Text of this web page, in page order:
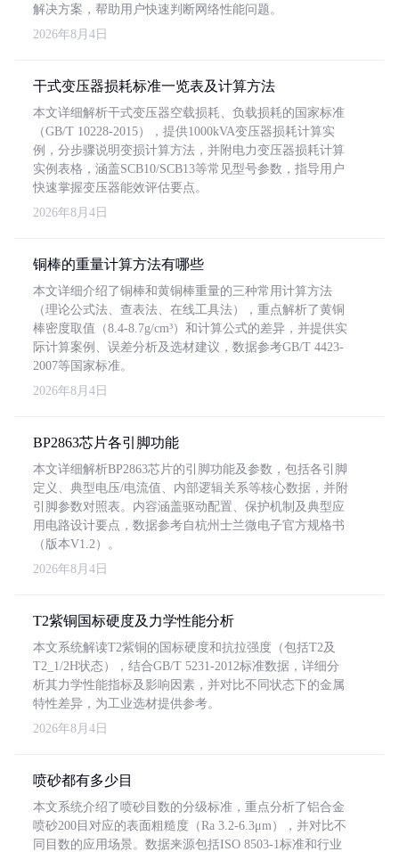
解决方案，帮助用户快速判断网络性能问题。
2026年8月4日
干式变压器损耗标准一览表及计算方法
本文详细解析干式变压器空载损耗、负载损耗的国家标准
（GB/T 10228-2015），提供1000kVA变压器损耗计算实
例，分步骤说明变损计算方法，并附电力变压器损耗计算
实例表格，涵盖SCB10/SCB13等常见型号参数，指导用户
快速掌握变压器能效评估要点。
2026年8月4日
铜棒的重量计算方法有哪些
本文详细介绍了铜棒和黄铜棒重量的三种常用计算方法
（理论公式法、查表法、在线工具法），重点解析了黄铜
棒密度取值（8.4-8.7g/cm³）和计算公式的差异，并提供实
际计算案例、误差分析及选材建议，数据参考GB/T 4423-
2007等国家标准。
2026年8月4日
BP2863芯片各引脚功能
本文详细解析BP2863芯片的引脚功能及参数，包括各引脚
定义、典型电压/电流值、内部逻辑关系等核心数据，并附
引脚参数对照表。内容涵盖驱动配置、保护机制及典型应
用电路设计要点，数据参考自杭州士兰微电子官方规格书
（版本V1.2）。
2026年8月4日
T2紫铜国标硬度及力学性能分析
本文系统解读T2紫铜的国标硬度和抗拉强度（包括T2及
T2_1/2H状态），结合GB/T 5231-2012标准数据，详细分
析其力学性能指标及影响因素，并对比不同状态下的金属
特性差异，为工业选材提供参考。
2026年8月4日
喷砂都有多少目
本文系统介绍了喷砂目数的分级标准，重点分析了铝合金
喷砂200目对应的表面粗糙度（Ra 3.2-6.3μm），并对比不
同目数的应用场景。数据来源包括ISO 8503-1标准和行业